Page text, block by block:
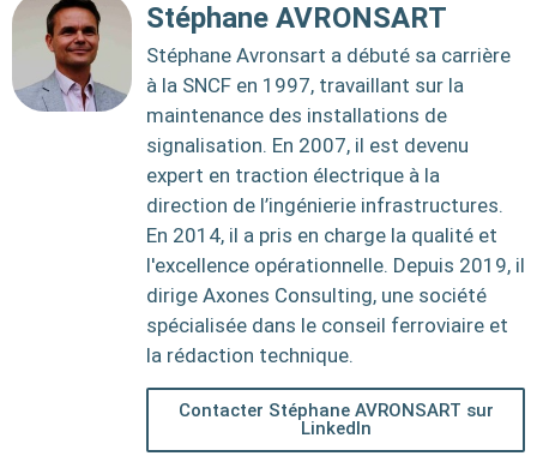
Stéphane AVRONSART
Stéphane Avronsart a débuté sa carrière
à la SNCF en 1997, travaillant sur la
maintenance des installations de
signalisation. En 2007, il est devenu
expert en traction électrique à la
direction de l’ingénierie infrastructures.
En 2014, il a pris en charge la qualité et
l'excellence opérationnelle. Depuis 2019, il
dirige Axones Consulting, une société
spécialisée dans le conseil ferroviaire et
la rédaction technique.
Contacter Stéphane AVRONSART sur
LinkedIn